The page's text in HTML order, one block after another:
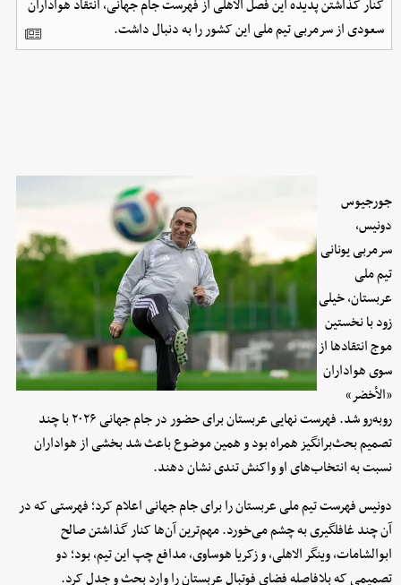
کنار گذاشتن پدیده این فصل الاهلی از فهرست جام جهانی، انتقاد هواداران
سعودی از سرمربی تیم ملی این کشور را به دنبال داشت.
جورجیوس
دونیس،
سرمربی یونانی
تیم ملی
عربستان، خیلی
زود با نخستین
موج انتقادها از
سوی هواداران
«الأخضر»
روبه‌رو شد. فهرست نهایی عربستان برای حضور در جام جهانی ۲۰۲۶ با چند
تصمیم بحث‌برانگیز همراه بود و همین موضوع باعث شد بخشی از هواداران
نسبت به انتخاب‌های او واکنش تندی نشان دهند.
دونیس فهرست تیم ملی عربستان را برای جام جهانی اعلام کرد؛ فهرستی که در
آن چند غافلگیری به چشم می‌خورد. مهم‌ترین آن‌ها کنار گذاشتن صالح
ابوالشامات، وینگر الاهلی، و زکریا هوساوی، مدافع چپ این تیم، بود؛ دو
تصمیمی که بلافاصله فضای فوتبال عربستان را وارد بحث و جدل کرد.